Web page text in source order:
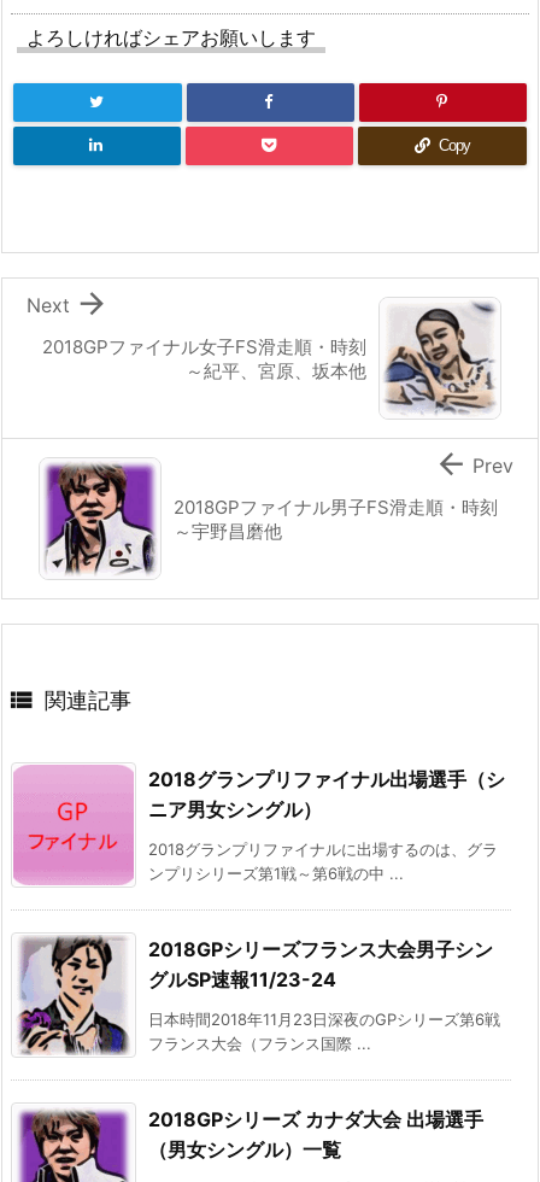
よろしければシェアお願いします
Copy
2018GPファイナル女子FS滑走順・時刻
～紀平、宮原、坂本他

Next
2018GPファイナル男子FS滑走順・時刻
～宇野昌磨他
 Prev
 関連記事
2018グランプリファイナル出場選手（シ
ニア男女シングル）
2018グランプリファイナルに出場するのは、グラ
ンプリシリーズ第1戦～第6戦の中 ...
2018GPシリーズフランス大会男子シン
グルSP速報11/23-24
日本時間2018年11月23日深夜のGPシリーズ第6戦
フランス大会（フランス国際 ...
2018GPシリーズ カナダ大会 出場選手
（男女シングル）一覧